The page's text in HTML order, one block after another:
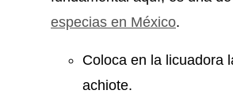
especias en México.
Coloca en la licuadora
achiote.